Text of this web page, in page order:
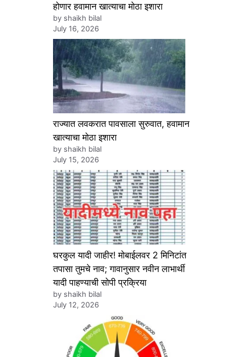
होणार हवामान खात्याचा मोठा इशारा
by shaikh bilal
July 16, 2026
राज्यात लवकरात पावसाला सुरुवात, हवामान
खात्याचा मोठा इशारा
by shaikh bilal
July 15, 2026
घरकुल यादी जाहीर! मोबाईलवर 2 मिनिटांत
तपासा तुमचे नाव; गावानुसार नवीन लाभार्थी
यादी पाहण्याची सोपी प्रक्रिया
by shaikh bilal
July 12, 2026